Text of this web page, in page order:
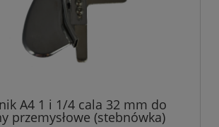
A4 1 i 1/4 cala 32 mm do
przemysłowe (stebnówka)